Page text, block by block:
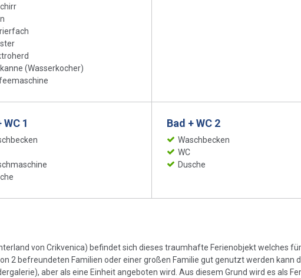
(Wasserkocher)
WC 1 Bad + WC 2
Waschbecken
WC
Dusche
von Crikvenica) befindet sich dieses traumhafte Ferienobjekt welches
2 befreundeten Familien oder einer großen Familie gut genutzt werden kann
aber als eine Einheit angeboten wird. Aus diesem Grund wird es als